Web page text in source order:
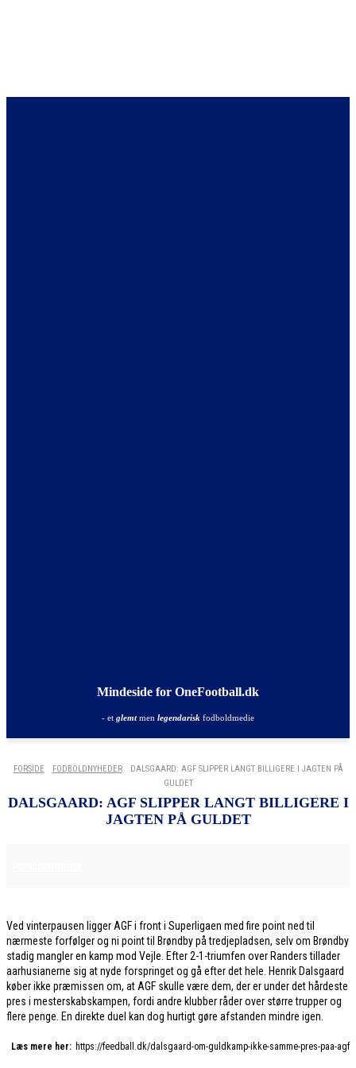
Mindeside for OneFootball.dk
- et glemtmen legendarisk fodboldmedie
FORSIDE FODBOLDNYHEDER
DALSGAARD: AGF SLIPPER LANGT BILLIGERE I JAGTEN PÅ
GULDET
DALSGAARD: AGF SLIPPER LANGT BILLIGERE I
JAGTEN PÅ GULDET
Ved vinterpausen ligger AGF i front i Superligaen med fire point ned til
nærmeste forfølger og ni point til Brøndby på tredjepladsen, selv om Brøndby
stadig mangler en kamp mod Vejle. Efter 2-1-triumfen over Randers tillader
aarhusianerne sig at nyde forspringet og gå efter det hele. Henrik Dalsgaard
køber ikke præmissen om, at AGF skulle være dem, der er under det hårdeste
pres i mesterskabskampen, fordi andre klubber råder over større trupper og
flere penge. En direkte duel kan dog hurtigt gøre afstanden mindre igen.
Læs mere her: https://feedball.dk/dalsgaard-om-guldkamp-ikke-samme-pres-paa-agf